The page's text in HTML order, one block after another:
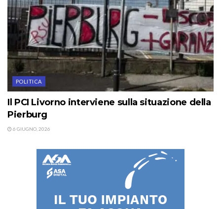
POLITICA
Il PCI Livorno interviene sulla situazione della
Pierburg
6 GIUGNO, 2026